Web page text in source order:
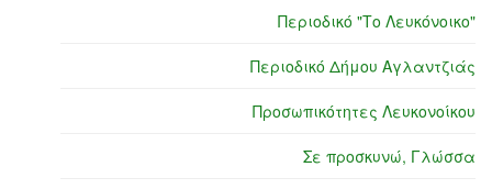
Περιοδικό "Το Λευκόνοικο"
Περιοδικό Δήμου Αγλαντζιάς
Προσωπικότητες Λευκονοίκου
Σε προσκυνώ, Γλώσσα